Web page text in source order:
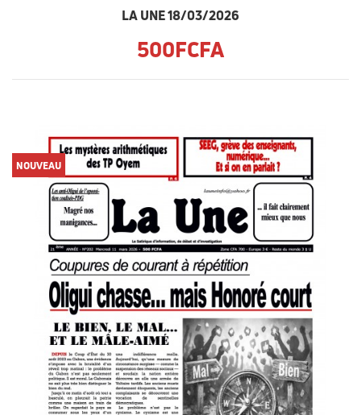
LA UNE 18/03/2026
500FCFA
NOUVEAU